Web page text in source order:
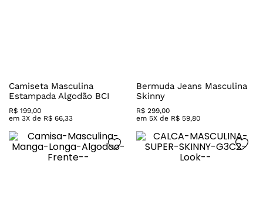
Camiseta Masculina
Estampada Algodão BCI
R$ 199,00
em 3X de R$ 66,33
Bermuda Jeans Masculina
Skinny
R$ 299,00
em 5X de R$ 59,80